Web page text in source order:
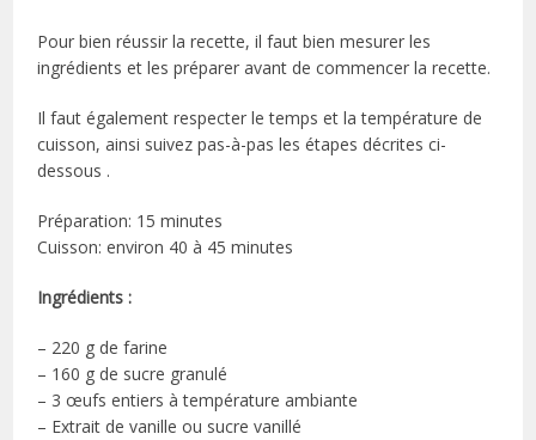
Pour bien réussir la recette, il faut bien mesurer les
ingrédients et les préparer avant de commencer la recette.
Il faut également respecter le temps et la température de
cuisson, ainsi suivez pas-à-pas les étapes décrites ci-
dessous .
Préparation: 15 minutes
Cuisson: environ 40 à 45 minutes
Ingrédients :
– 220 g de farine
– 160 g de sucre granulé
– 3 œufs entiers à température ambiante
– Extrait de vanille ou sucre vanillé